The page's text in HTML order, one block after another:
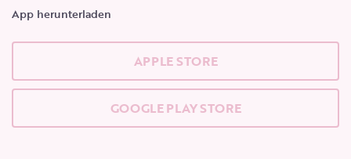
App herunterladen
APPLE STORE
GOOGLE PLAY STORE